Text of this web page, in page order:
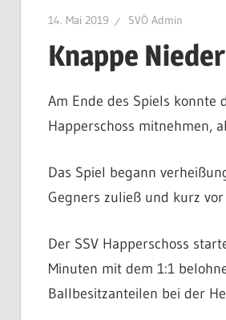
14. Mai 2019 SVÖ Admin
Knappe
Am Ende des Spiels konnte
Happerschoss mitnehmen,
Das Spiel begann
Gegners zuließ und kurz
Der SSV Happerschoss
Minuten mit dem 1:1
Ballbesitzanteilen bei der